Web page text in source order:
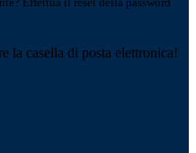
la casella di posta elettronica!